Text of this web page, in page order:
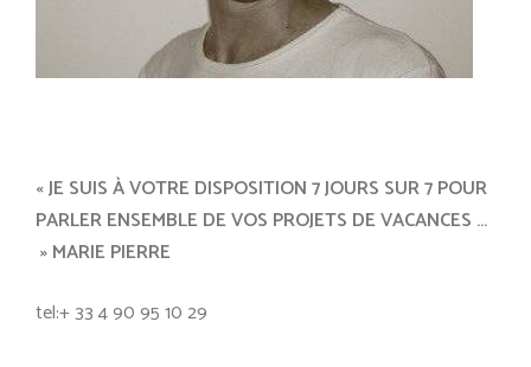
« JE SUIS À VOTRE DISPOSITION 7 JOURS SUR 7 POUR
PARLER ENSEMBLE DE VOS PROJETS DE VACANCES …
» MARIE PIERRE
tel:+ 33 4 90 95 10 29